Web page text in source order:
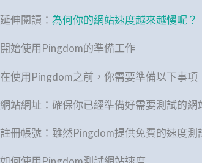
延伸閱讀： 為何你的網站速度越來越慢呢？
開始使用Pingdom的準備工作
在使用Pingdom之前，你需要準備以下事項
網站網址：確保你已經準備好需要測試的網
註冊帳號：雖然Pingdom提供免費的速度